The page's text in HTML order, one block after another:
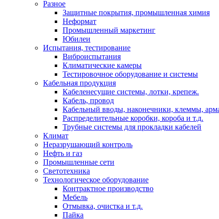
Разное
Защитные покрытия, промышленная химия
Неформат
Промышленный маркетинг
Юбилеи
Испытания, тестирование
Виброиспытания
Климатические камеры
Тестировочное оборудование и системы
Кабельная продукция
Кабеленесущие системы, лотки, крепеж.
Кабель, провод
Кабельный вводы, наконечники, клеммы,
Распределительные коробки, короба и т.д.
Трубные системы для прокладки кабелей
Климат
Неразрушающий контроль
Нефть и газ
Промышленные сети
Светотехника
Технологическое оборудование
Контрактное производство
Мебель
Отмывка, очистка и т.д.
Пайка